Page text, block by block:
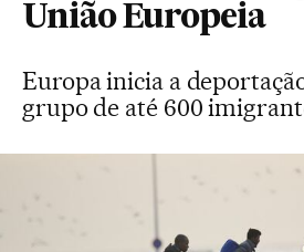
União Europeia
Europa inicia a
grupo de até 600